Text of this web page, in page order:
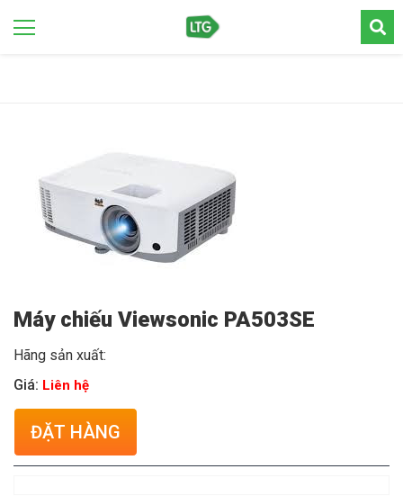
Máy chiếu Viewsonic PA503SE
Hãng sản xuất:
Giá: Liên hệ
ĐẶT HÀNG